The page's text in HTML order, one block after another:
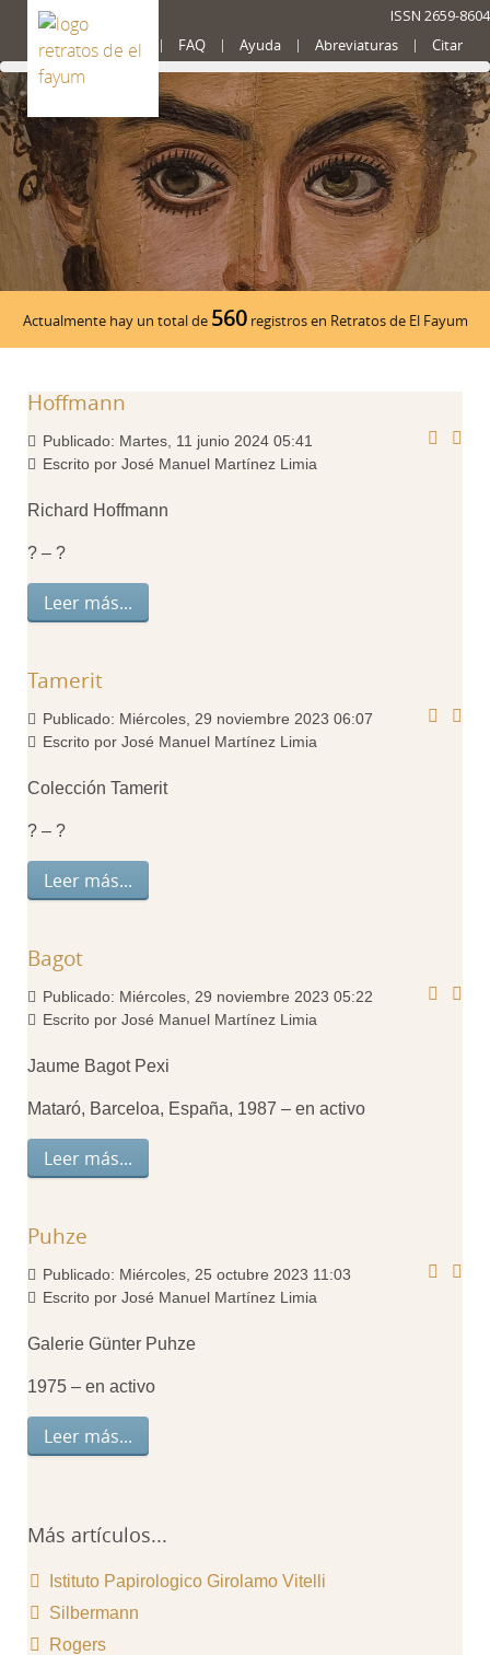
ISSN 2659-8604
Presentación FAQ Ayuda Abreviaturas Citar
Actualmente hay un total de 560registros en Retratos de El Fayum
Hoffmann
Publicado: Martes, 11 junio 2024 05:41
Escrito por José Manuel Martínez Limia
Richard Hoffmann
? – ?
Leer más...
Tamerit
Publicado: Miércoles, 29 noviembre 2023 06:07
Escrito por José Manuel Martínez Limia
Colección Tamerit
? – ?
Leer más...
Bagot
Publicado: Miércoles, 29 noviembre 2023 05:22
Escrito por José Manuel Martínez Limia
Jaume Bagot Pexi
Mataró, Barceloa, España, 1987 – en activo
Leer más...
Puhze
Publicado: Miércoles, 25 octubre 2023 11:03
Escrito por José Manuel Martínez Limia
Galerie Günter Puhze
1975 – en activo
Leer más...
Más artículos...
Istituto Papirologico Girolamo Vitelli
Silbermann
Rogers